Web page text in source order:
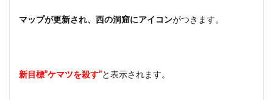
マップが更新され、西の洞窟にアイコンがつきます。
新目標”ケマツを殺す”と表示されます。